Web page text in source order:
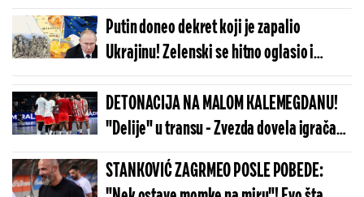
kreće pakao - planeta se sprema za
najgore
Putin doneo dekret koji je zapalio
Ukrajinu! Zelenski se hitno oglasio i
saopštio šokantne vesti: "Moramo da
reagujemo..."
DETONACIJA NA MALOM KALEMEGDANU!
"Delije" u transu - Zvezda dovela igrača
Real Madrida!
STANKOVIĆ ZAGRMEO POSLE POBEDE: